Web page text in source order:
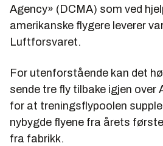
Agency» (DCMA) som ved
amerikanske flygere leverer
Luftforsvaret.
For utenforstående kan det
sende tre fly tilbake igjen over
for at treningsflypoolen
nybygde flyene fra årets
fra fabrikk.